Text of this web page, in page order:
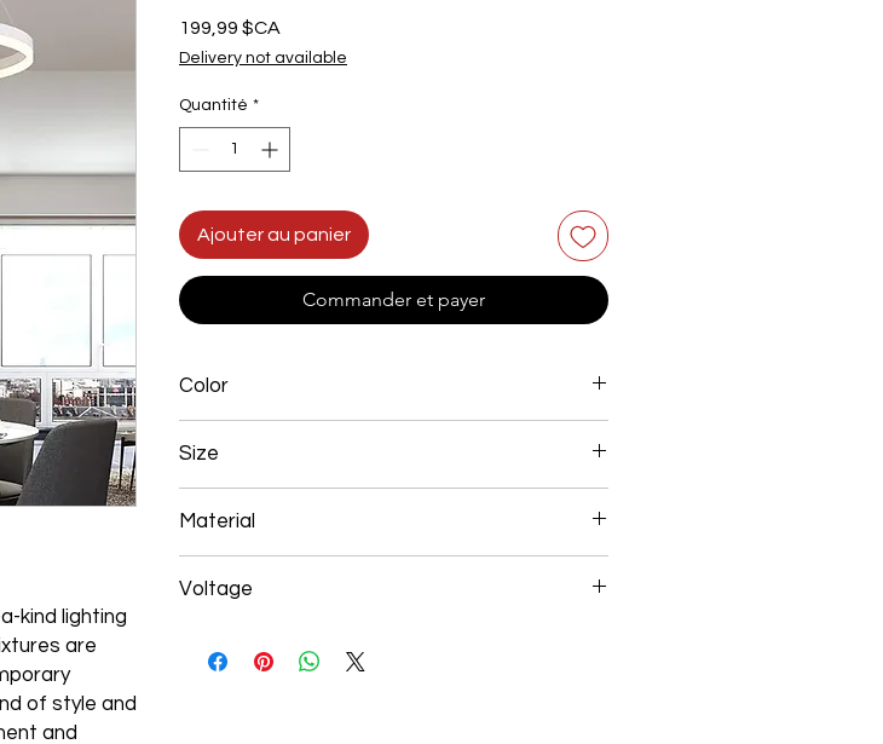
kind lighting
are
of style and
and
199,99 $CA
Delivery not available
Quantité *
Ajouter au panier
Commander et payer
Color
Size
Material
Voltage